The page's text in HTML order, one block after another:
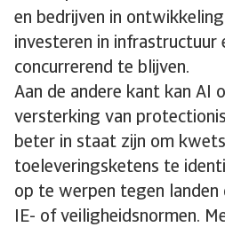
en bedrijven in
investeren in infrastructuur
concurrerend te blijven.
Aan de andere kant kan AI
versterking van
beter in staat zijn om
toeleveringsketens te
op te werpen tegen landen
IE- of veiligheidsnormen.